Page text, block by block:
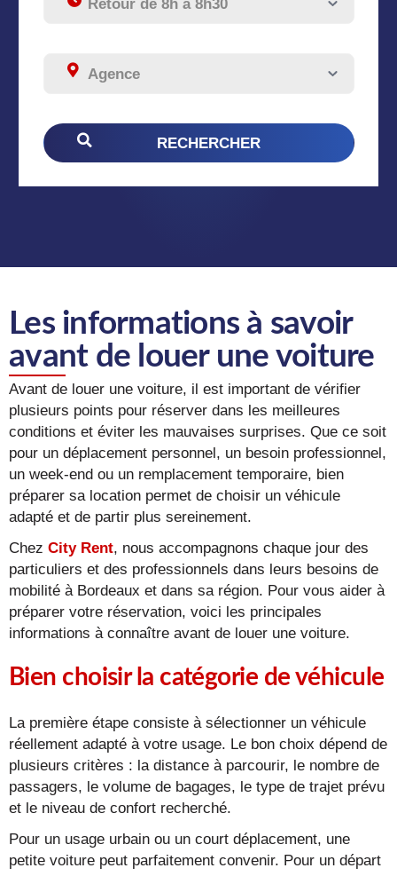
Les informations à savoir
avant de louer une voiture
Avant de louer une voiture, il est important de vérifier
plusieurs points pour réserver dans les meilleures
conditions et éviter les mauvaises surprises. Que ce soit
pour un déplacement personnel, un besoin professionnel,
un week-end ou un remplacement temporaire, bien
préparer sa location permet de choisir un véhicule
adapté et de partir plus sereinement.
Chez City Rent, nous accompagnons chaque jour des
particuliers et des professionnels dans leurs besoins de
mobilité à Bordeaux et dans sa région. Pour vous aider à
préparer votre réservation, voici les principales
informations à connaître avant de louer une voiture.
Bien choisir la catégorie de véhicule
La première étape consiste à sélectionner un véhicule
réellement adapté à votre usage. Le bon choix dépend de
plusieurs critères : la distance à parcourir, le nombre de
passagers, le volume de bagages, le type de trajet prévu
et le niveau de confort recherché.
Pour un usage urbain ou un court déplacement, une
petite voiture peut parfaitement convenir. Pour un départ